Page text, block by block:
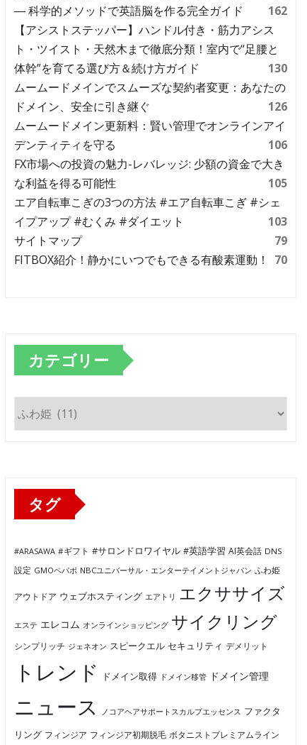
― 科学的メソッドで英語脳を作る完全ガイド
162
【アシストステッパー】ハンドル付き・筋力アシス
ト・ツイスト・天然木まで徹底分類！室内で“足腰と
体幹”を育てる選び方＆続け方ガイド
130
ムームードメインでスムーズな契約者変更：あなたの
ドメイン、安全に引き継ぐ
126
ムームードメイン更新料：賢い管理でオンラインアイ
デンティティを守る
106
FX市場への投資の魅力-レバレッジ: 少額の資金で大き
な利益を得る可能性
105
エア自転車こぎの3つの方法 #エア自転車こぎ #シェ
イプアップ #むくみ #ダイエット
103
サイトマップ
79
FITBOX紹介！静かにいつでもできる有酸素運動！
70
カテゴリー
テ
タグ
#ARASAWA #ギフト #サロンドロワイヤル #英語学習 AI英会話 DNS
設定 GMOペパボ NBCユニバーサル・エンターテイメントジャパン ふわ姫
アウトドア ウェブホスティング エアトリ エクササイズ
エステ エレコム オンラインショッピング サイクリング
シンプリッチ ジェネオン スピークエル セキュリティ デメリット
トレンド ドメイン取得 ドメイン移管 ドメイン管理
ニュース ノコアヘアサポートスカルプエッセンス ファクタ
リング フィンジア フィンジア初期脱毛 ボタニストプレミアムライン